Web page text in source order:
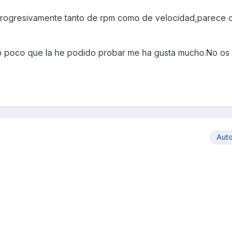
tanto de rpm como de velocidad,parece
poco que la he podido probar me ha gusta mucho.No